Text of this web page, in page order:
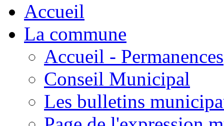
Accueil
La commune
Accueil - Permanences
Conseil Municipal
Les bulletins